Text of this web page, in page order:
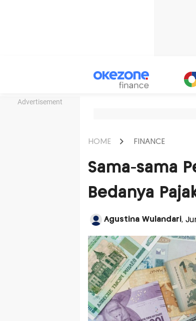
Advertisement
HOME FINANCE
Sama-sama
Bedanya
Agustina Wulandari,